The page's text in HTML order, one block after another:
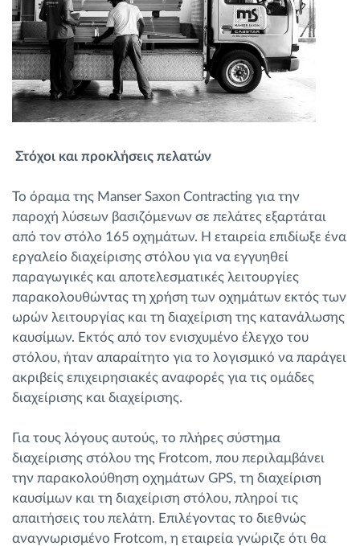
Στόχοι και προκλήσεις πελατών
Το όραμα της Manser Saxon Contracting για την
παροχή λύσεων βασιζόμενων σε πελάτες εξαρτάται
από τον στόλο 165 οχημάτων. Η εταιρεία επιδίωξε ένα
εργαλείο διαχείρισης στόλου για να εγγυηθεί
παραγωγικές και αποτελεσματικές λειτουργίες
παρακολουθώντας τη χρήση των οχημάτων εκτός των
ωρών λειτουργίας και τη διαχείριση της κατανάλωσης
καυσίμων. Εκτός από τον ενισχυμένο έλεγχο του
στόλου, ήταν απαραίτητο για το λογισμικό να παράγει
ακριβείς επιχειρησιακές αναφορές για τις ομάδες
διαχείρισης και διαχείρισης.
Για τους λόγους αυτούς, το πλήρες σύστημα
διαχείρισης στόλου της Frotcom, που περιλαμβάνει
την παρακολούθηση οχημάτων GPS, τη διαχείριση
καυσίμων και τη διαχείριση στόλου, πληροί τις
απαιτήσεις του πελάτη. Επιλέγοντας το διεθνώς
αναγνωρισμένο Frotcom, η εταιρεία γνώριζε ότι θα